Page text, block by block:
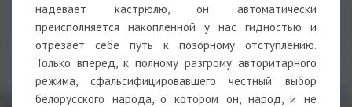
надевает кастрюлю, он автоматически
преисполняется накопленной у нас гидностью и
отрезает себе путь к позорному отступлению.
Только вперед, к полному разгрому авторитарного
режима, сфальсифицировавшего честный выбор
белорусского народа, о котором он, народ, и не